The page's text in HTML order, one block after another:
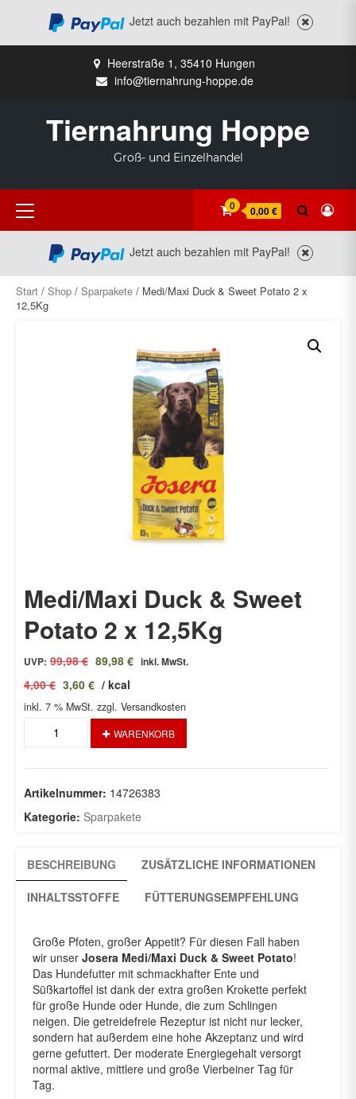
Jetzt auch bezahlen mit PayPal!
Heerstraße 1, 35410 Hungen
info@tiernahrung-hoppe.de
Tiernahrung Hoppe
Groß- und Einzelhandel
Primäres
Menü
0 0,00 €
Jetzt auch bezahlen mit PayPal!
Start / Shop / Sparpakete / Medi/Maxi Duck & Sweet Potato 2 x
12,5Kg
Medi/Maxi Duck & Sweet
Potato 2 x 12,5Kg
UVP: 99,98€ Ursprünglicher
war:
99,98 €
89,98 € Aktueller
89,98 €.
inkl. MwSt.
4,00€ 3,60 € / kcal
inkl. 7 % MwSt. zzgl. Versandkosten
Sweet
Potato
x
WARENKORB
Artikelnummer: 14726383
Kategorie: Sparpakete
BESCHREIBUNG ZUSÄTZLICHE INFORMATIONEN
INHALTSSTOFFE FÜTTERUNGSEMPFEHLUNG
Große Pfoten, großer Appetit? Für diesen Fall haben
wir unser Josera Medi/Maxi Duck & Sweet Potato!
Das Hundefutter mit schmackhafter Ente und
Süßkartoffel ist dank der extra großen Krokette perfekt
für große Hunde oder Hunde, die zum Schlingen
neigen. Die getreidefreie Rezeptur ist nicht nur lecker,
sondern hat außerdem eine hohe Akzeptanz und wird
gerne gefuttert. Der moderate Energiegehalt versorgt
normal aktive, mittlere und große Vierbeiner Tag für
Tag.